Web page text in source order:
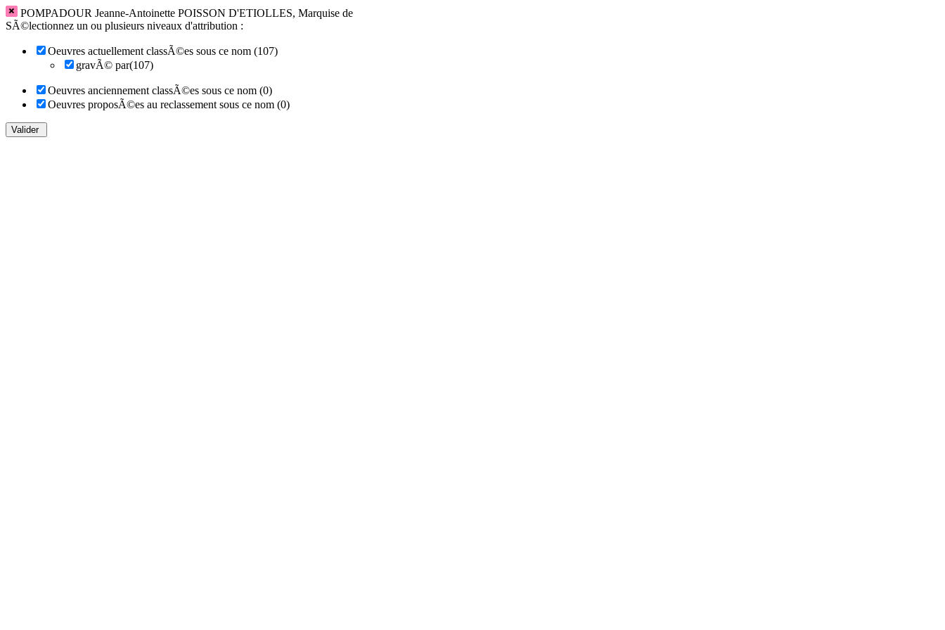
POMPADOUR Jeanne-Antoinette POISSON D'ETIOLLES, Marquise de
SÃ©lectionnez un ou plusieurs niveaux d'attribution :
Oeuvres actuellement classÃ©es sous ce nom (107)
gravÃ© par(107)
Oeuvres anciennement classÃ©es sous ce nom (0)
Oeuvres proposÃ©es au reclassement sous ce nom (0)
Valider